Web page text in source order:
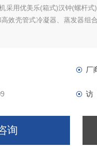
采用优美乐(箱式)汉钟(螺杆
效壳管式冷凝器、蒸发器组
厂
访
询